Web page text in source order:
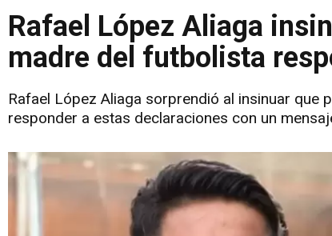
Rafael López Aliaga
madre del futbolista
Rafael López Aliaga sorprendió al insinuar
responder a estas declaraciones con un